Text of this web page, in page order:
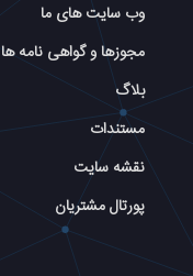
وب سایت های ما
مجوزها و گواهی نامه ها
بلاگ
مستندات
نقشه سایت
پورتال مشتریان